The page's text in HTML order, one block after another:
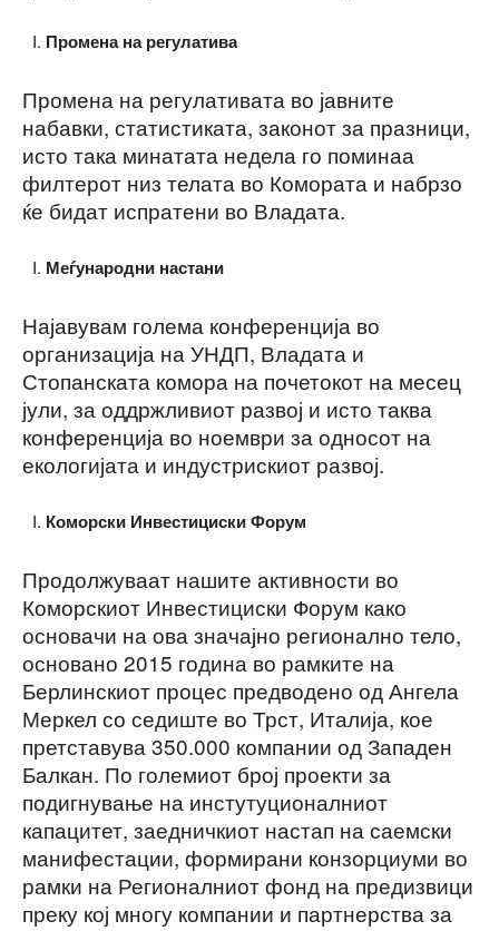
Промена на регулатива
Промена на регулативата во јавните
набавки, статистиката, законот за празници,
исто така минатата недела го поминаа
филтерот низ телата во Комората и набрзо
ќе бидат испратени во Владата.
Меѓународни настани
Најавувам голема конференција во
организација на УНДП, Владата и
Стопанската комора на почетокот на месец
јули, за оддржливиот развој и исто таква
конференција во ноември за односот на
екологијата и индустрискиот развој.
Коморски Инвестициски Форум
Продолжуваат нашите активности во
Коморскиот Инвестициски Форум како
основачи на ова значајно регионално тело,
основано 2015 година во рамките на
Берлинскиот процес предводено од Ангела
Меркел со седиште во Трст, Италија, кое
претставува 350.000 компании од Западен
Балкан. По големиот број проекти за
подигнување на инстутуционалниот
капацитет, заедничкиот настап на саемски
манифестации, формирани конзорциуми во
рамки на Регионалниот фонд на предизвици
преку кој многу компании и партнерства за